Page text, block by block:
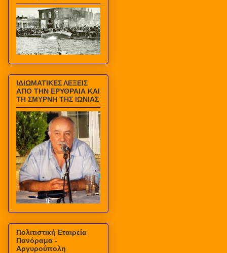
ΙΔΙΩΜΑΤΙΚΕΣ ΛΕΞΕΙΣ
ΑΠΟ ΤΗΝ ΕΡΥΘΡΑΙΑ ΚΑΙ
ΤΗ ΣΜΥΡΝΗ ΤΗΣ ΙΩΝΙΑΣ
Πολιτιστική Εταιρεία
Πανόραμα -
Αργυρούπολη